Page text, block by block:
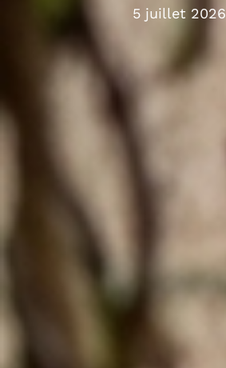
5 juillet 2026